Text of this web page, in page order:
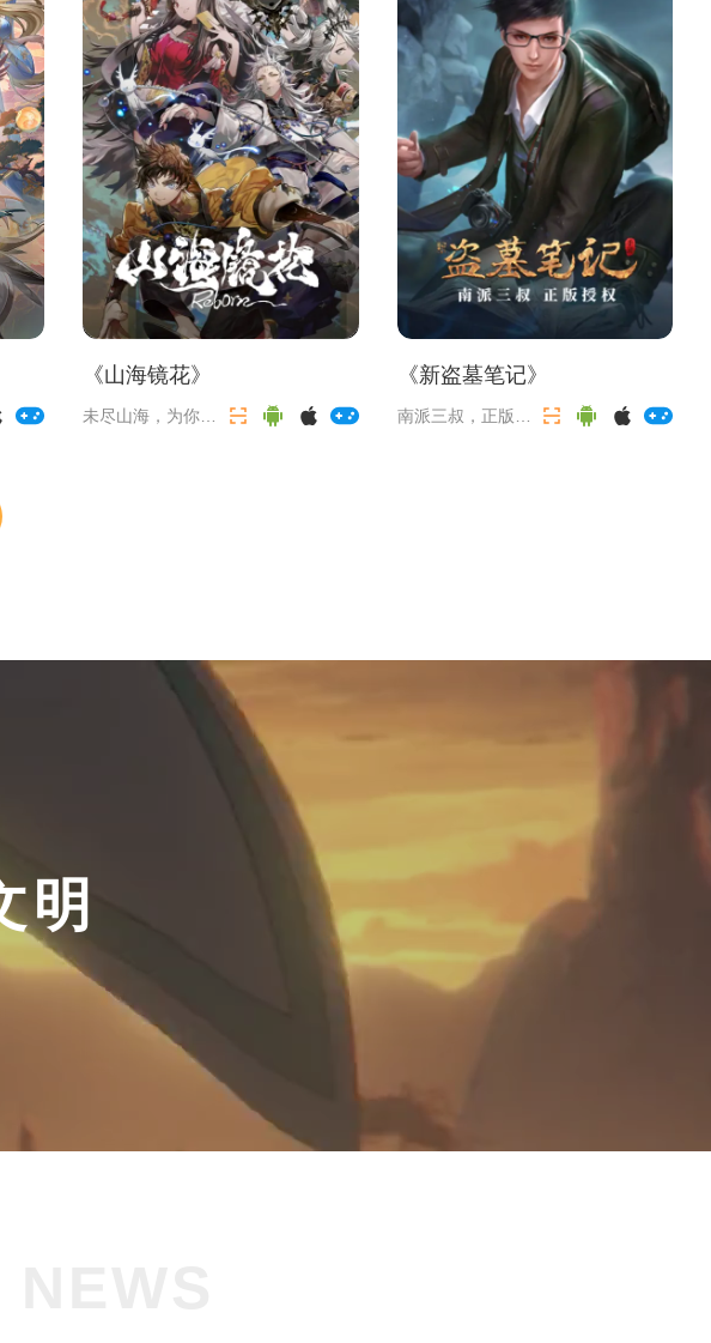
《山海镜花》
未尽山海，为你归
《新盗墓笔记》
南派三叔，正版授
明